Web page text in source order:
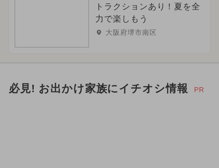
トラクションあり！夏を全
力で楽しもう
大阪府堺市南区
必見! お出かけ家族にイチオシ情報 PR